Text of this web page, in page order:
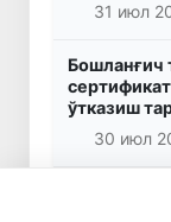
31 июл
Бошланғич
ўтказиш
30 июл
амалий